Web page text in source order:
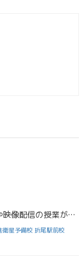
あいかわらず、オンラインや映像配信の授業が続いている大学も多いようです。一時コロナ感染者数が落ち着いたころは、実習などはクラスを細かく分けて実施していた大学もありましたが、またオンラインに戻ったところもあります。 次年度 […]
衛星予備校 折尾駅前校